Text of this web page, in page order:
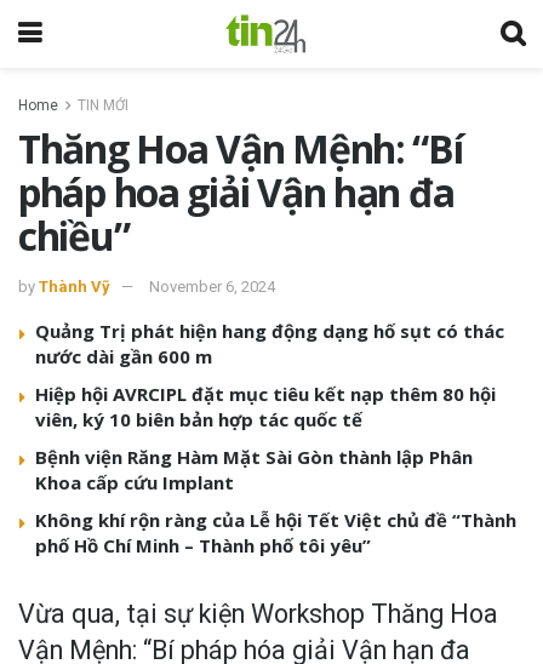
Home TIN MỚI
Thăng Hoa Vận Mệnh: “Bí
pháp hoa giải Vận hạn đa
chiều”
by Thành Vỹ November 6, 2024
Quảng Trị phát hiện hang động dạng hố sụt có thác
nước dài gần 600 m
Hiệp hội AVRCIPL đặt mục tiêu kết nạp thêm 80 hội
viên, ký 10 biên bản hợp tác quốc tế
Bệnh viện Răng Hàm Mặt Sài Gòn thành lập Phân
Khoa cấp cứu Implant
Không khí rộn ràng của Lễ hội Tết Việt chủ đề “Thành
phố Hồ Chí Minh – Thành phố tôi yêu”
Vừa qua, tại sự kiện Workshop Thăng Hoa
Vận Mệnh: “Bí pháp hóa giải Vận hạn đa